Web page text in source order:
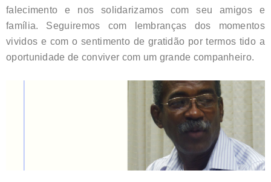
falecimento e nos solidarizamos com seu amigos e
família. Seguiremos com lembranças dos momentos
vividos e com o sentimento de gratidão por termos tido a
oportunidade de conviver com um grande companheiro.